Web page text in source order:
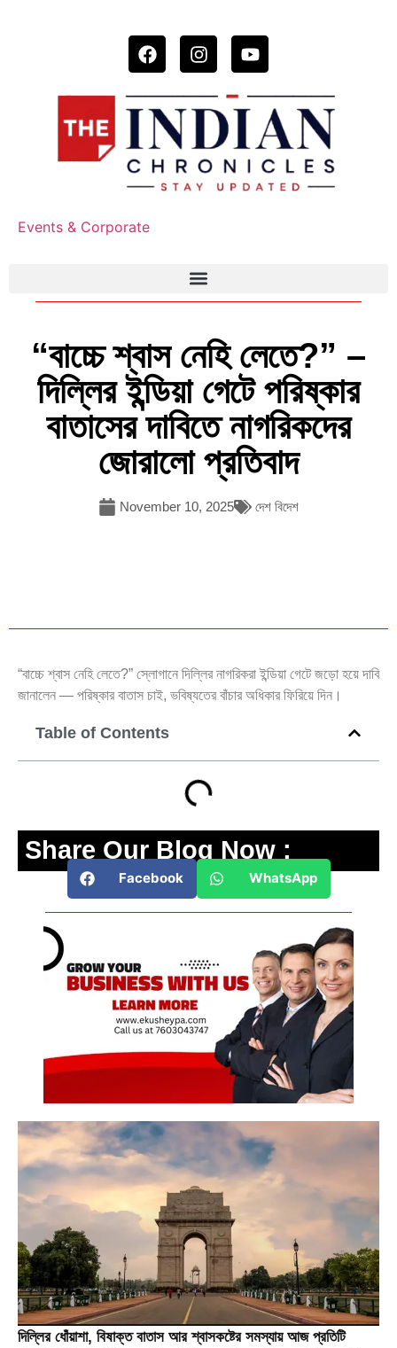
Events & Corporate
“বাচ্চে শ্বাস নেহি লেতে?” –
দিল্লির ইন্ডিয়া গেটে পরিষ্কার
বাতাসের দাবিতে নাগরিকদের
জোরালো প্রতিবাদ
November 10, 2025 দেশ বিদেশ
“বাচ্চে শ্বাস নেহি লেতে?” স্লোগানে দিল্লির নাগরিকরা ইন্ডিয়া গেটে জড়ো হয়ে দাবি
জানালেন — পরিষ্কার বাতাস চাই, ভবিষ্যতের বাঁচার অধিকার ফিরিয়ে দিন।
Table of Contents
Share Our Blog Now :
Facebook WhatsApp
দিল্লির ধোঁয়াশা, বিষাক্ত বাতাস আর শ্বাসকষ্টের সমস্যায় আজ প্রতিটি